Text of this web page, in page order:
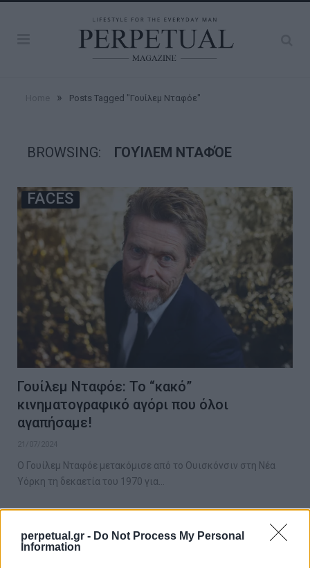
perpetual.gr - Do Not Process My Personal
Information
» Posts Tagged "Γουίλεμ Νταφόε"
BROWSING: ΓΟΥΊΛΕΜ ΝΤΑΦΌΕ
FACES
Γουίλεμ Νταφόε: Το “κακό”
κινηματογραφικό αγόρι που όλοι
αγαπήσαμε!
21/07/2024
Ο Γουίλεμ Νταφόε μετακόμισε από το Ουισκόνσιν στη Νέα
Υόρκη τη δεκαετία του 1970 για…
GOOD STUFF